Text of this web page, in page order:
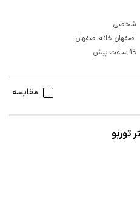
شخصی
اصفهان-خانه اصفهان
19 ساعت پیش
مقایسه